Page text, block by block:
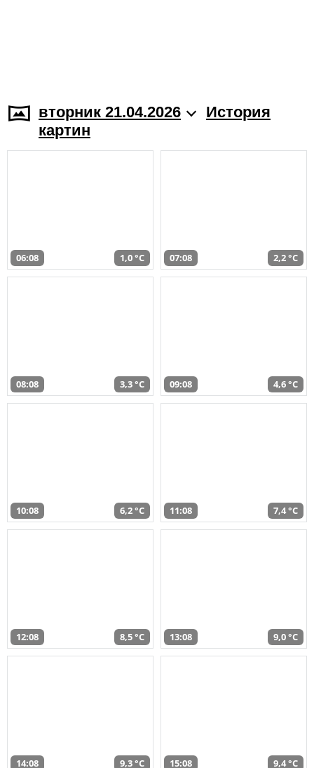
вторник 21.04.2026
История
картин
06:08 1,0 °C 07:08 2,2 °C
08:08 3,3 °C 09:08 4,6 °C
10:08 6,2 °C 11:08 7,4 °C
12:08 8,5 °C 13:08 9,0 °C
14:08 9,3 °C 15:08 9,4 °C